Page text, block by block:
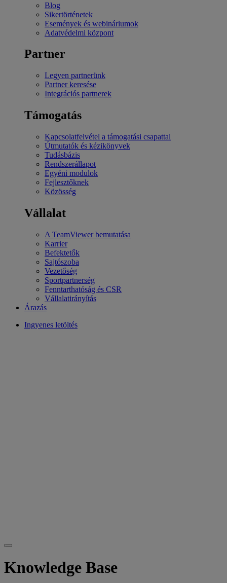
Blog
Sikertörténetek
Események és webináriumok
Adatvédelmi központ
Partner
Legyen partnerünk
Partner keresése
Integrációs partnerek
Támogatás
Kapcsolatfelvétel a támogatási csapattal
Útmutatók és kézikönyvek
Tudásbázis
Rendszerállapot
Egyéni modulok
Fejlesztőknek
Közösség
Vállalat
A TeamViewer bemutatása
Karrier
Befektetők
Sajtószoba
Vezetőség
Sportpartnerség
Fenntarthatóság és CSR
Vállalatirányítás
Árazás
Ingyenes letöltés
Knowledge Base